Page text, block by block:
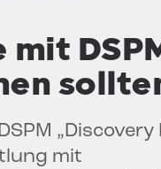
mit
„Discovery
mit